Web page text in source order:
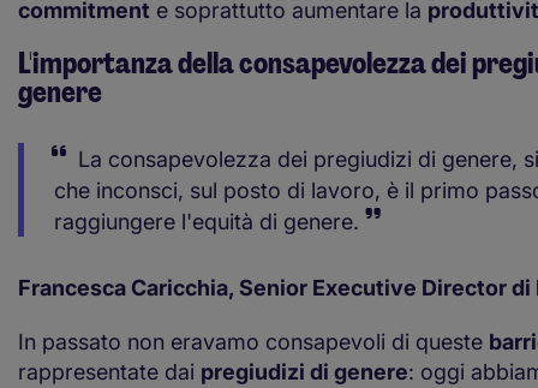
commitment e soprattutto aumentare la
L'importanza della consapevolezza dei
genere
La consapevolezza dei pregiudizi di genere,
che inconsci, sul posto di lavoro, è il primo
raggiungere l'equità di genere.
Francesca Caricchia, Senior Executive Director di
In passato non eravamo consapevoli di queste
rappresentate dai pregiudizi di genere: oggi